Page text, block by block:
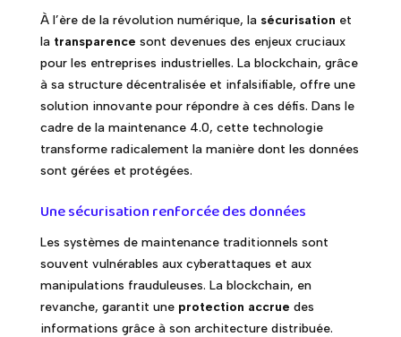
À l’ère de la révolution numérique, la sécurisation et
la transparence sont devenues des enjeux cruciaux
pour les entreprises industrielles. La blockchain, grâce
à sa structure décentralisée et infalsifiable, offre une
solution innovante pour répondre à ces défis. Dans le
cadre de la maintenance 4.0, cette technologie
transforme radicalement la manière dont les données
sont gérées et protégées.
Une sécurisation renforcée des données
Les systèmes de maintenance traditionnels sont
souvent vulnérables aux cyberattaques et aux
manipulations frauduleuses. La blockchain, en
revanche, garantit une protection accrue des
informations grâce à son architecture distribuée.